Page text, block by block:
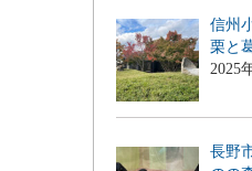
信州
栗と
2025
長野